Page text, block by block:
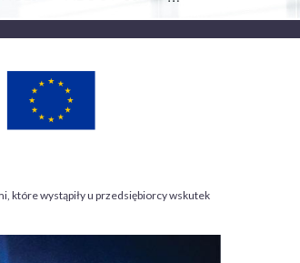
MORE
które wystąpiły u przedsiębiorcy wskutek